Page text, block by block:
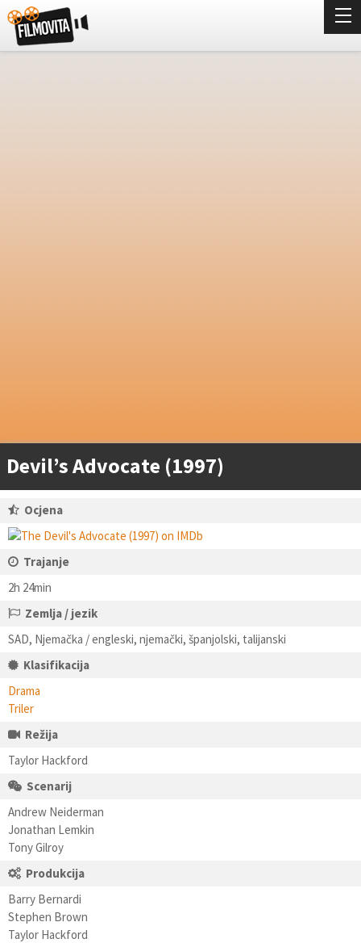
Devil’s Advocate (1997)
Ocjena
Trajanje
2h 24min
Zemlja / jezik
SAD, Njemačka / engleski, njemački, španjolski, talijanski
Klasifikacija
Drama
Triler
Režija
Taylor Hackford
Scenarij
Andrew Neiderman
Jonathan Lemkin
Tony Gilroy
Produkcija
Barry Bernardi
Stephen Brown
Taylor Hackford